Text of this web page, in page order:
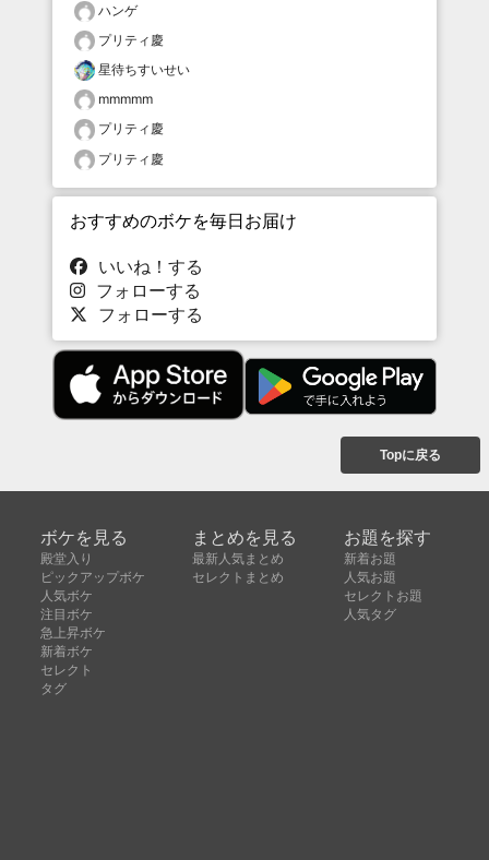
ハンゲ
プリティ慶
星待ちすいせい
mmmmm
プリティ慶
プリティ慶
おすすめのボケを毎日お届け
いいね！する
フォローする
フォローする
Topに戻る
ボケを見る
殿堂入り
ピックアップボケ
人気ボケ
注目ボケ
急上昇ボケ
新着ボケ
セレクト
タグ
まとめを見る
最新人気まとめ
セレクトまとめ
お題を探す
新着お題
人気お題
セレクトお題
人気タグ